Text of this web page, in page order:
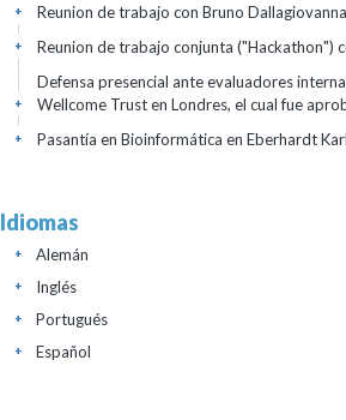
Reunion de trabajo con Bruno
+
Reunion de trabajo conjunta ("Hackathon")
+
Defensa presencial ante evaluadores
Wellcome Trust en Londres, el cual fue
+
Pasantía en Bioinformática en Eberhardt
+
Idiomas
Alemán
+
Inglés
+
Portugués
+
Español
+